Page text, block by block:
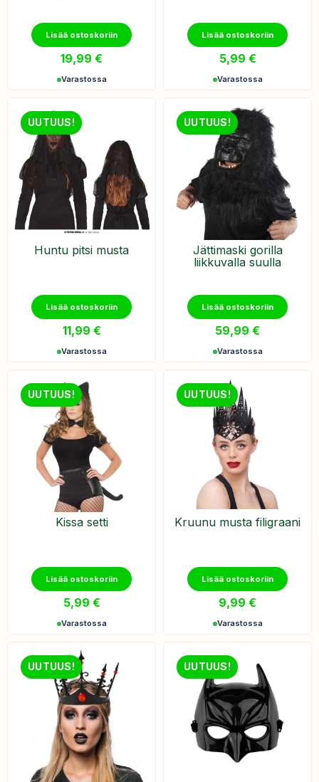
Lisää ostoskoriin
19,99 €
Varastossa
Lisää ostoskoriin
5,99 €
Varastossa
UUTUUS!
Huntu pitsi musta
Lisää ostoskoriin
11,99 €
Varastossa
UUTUUS!
Jättimaski gorilla
liikkuvalla suulla
Lisää ostoskoriin
59,99 €
Varastossa
UUTUUS!
Kissa setti
Lisää ostoskoriin
5,99 €
Varastossa
UUTUUS!
Kruunu musta filigraani
Lisää ostoskoriin
9,99 €
Varastossa
UUTUUS! UUTUUS!